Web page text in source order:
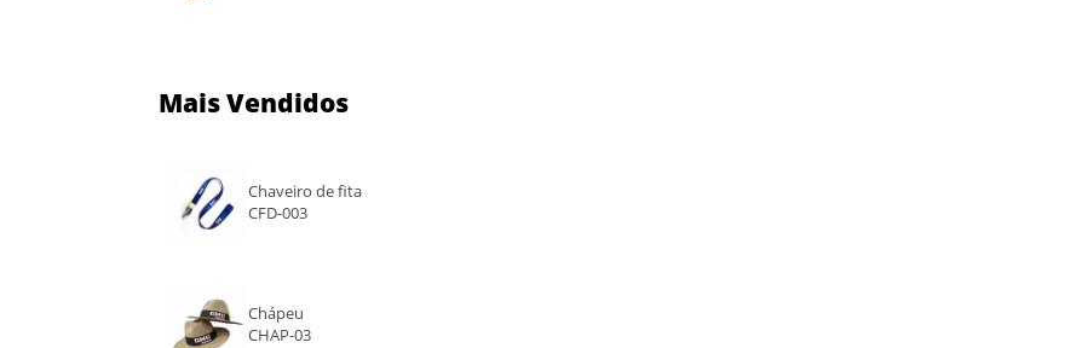
Mais Vendidos
Chaveiro de fita
CFD-003
Chápeu
CHAP-03